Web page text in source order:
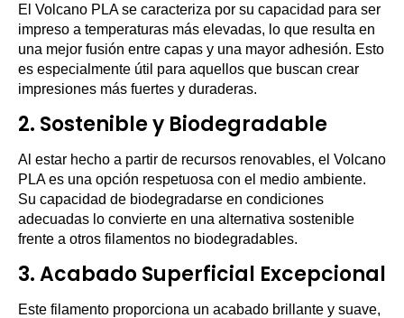
El Volcano PLA se caracteriza por su capacidad para ser
impreso a temperaturas más elevadas, lo que resulta en
una mejor fusión entre capas y una mayor adhesión. Esto
es especialmente útil para aquellos que buscan crear
impresiones más fuertes y duraderas.
2. Sostenible y Biodegradable
Al estar hecho a partir de recursos renovables, el Volcano
PLA es una opción respetuosa con el medio ambiente.
Su capacidad de biodegradarse en condiciones
adecuadas lo convierte en una alternativa sostenible
frente a otros filamentos no biodegradables.
3. Acabado Superficial Excepcional
Este filamento proporciona un acabado brillante y suave,